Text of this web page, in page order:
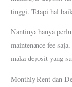
tinggi. Tetapi hal
Nantinya hanya
maintenance fee
maka deposit yang
Monthly Rent dan